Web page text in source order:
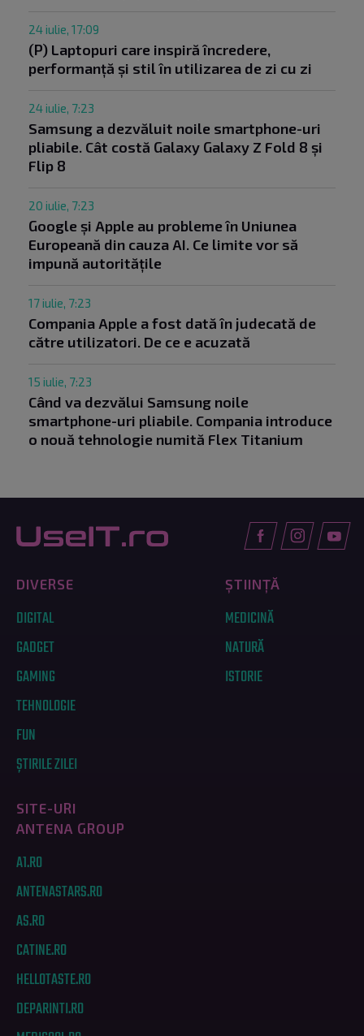
24 iulie, 17:09
(P) Laptopuri care inspiră încredere,
performanță și stil în utilizarea de zi cu zi
24 iulie, 7:23
Samsung a dezvăluit noile smartphone-uri
pliabile. Cât costă Galaxy Galaxy Z Fold 8 și
Flip 8
20 iulie, 7:23
Google și Apple au probleme în Uniunea
Europeană din cauza AI. Ce limite vor să
impună autoritățile
17 iulie, 7:23
Compania Apple a fost dată în judecată de
către utilizatori. De ce e acuzată
15 iulie, 7:23
Când va dezvălui Samsung noile
smartphone-uri pliabile. Compania introduce
o nouă tehnologie numită Flex Titanium
DIVERSE
DIGITAL
GADGET
GAMING
TEHNOLOGIE
FUN
ȘTIRILE ZILEI
ȘTIINȚĂ
MEDICINĂ
NATURĂ
ISTORIE
SITE-URI
ANTENA GROUP
A1.RO
ANTENASTARS.RO
AS.RO
CATINE.RO
HELLOTASTE.RO
DEPARINTI.RO